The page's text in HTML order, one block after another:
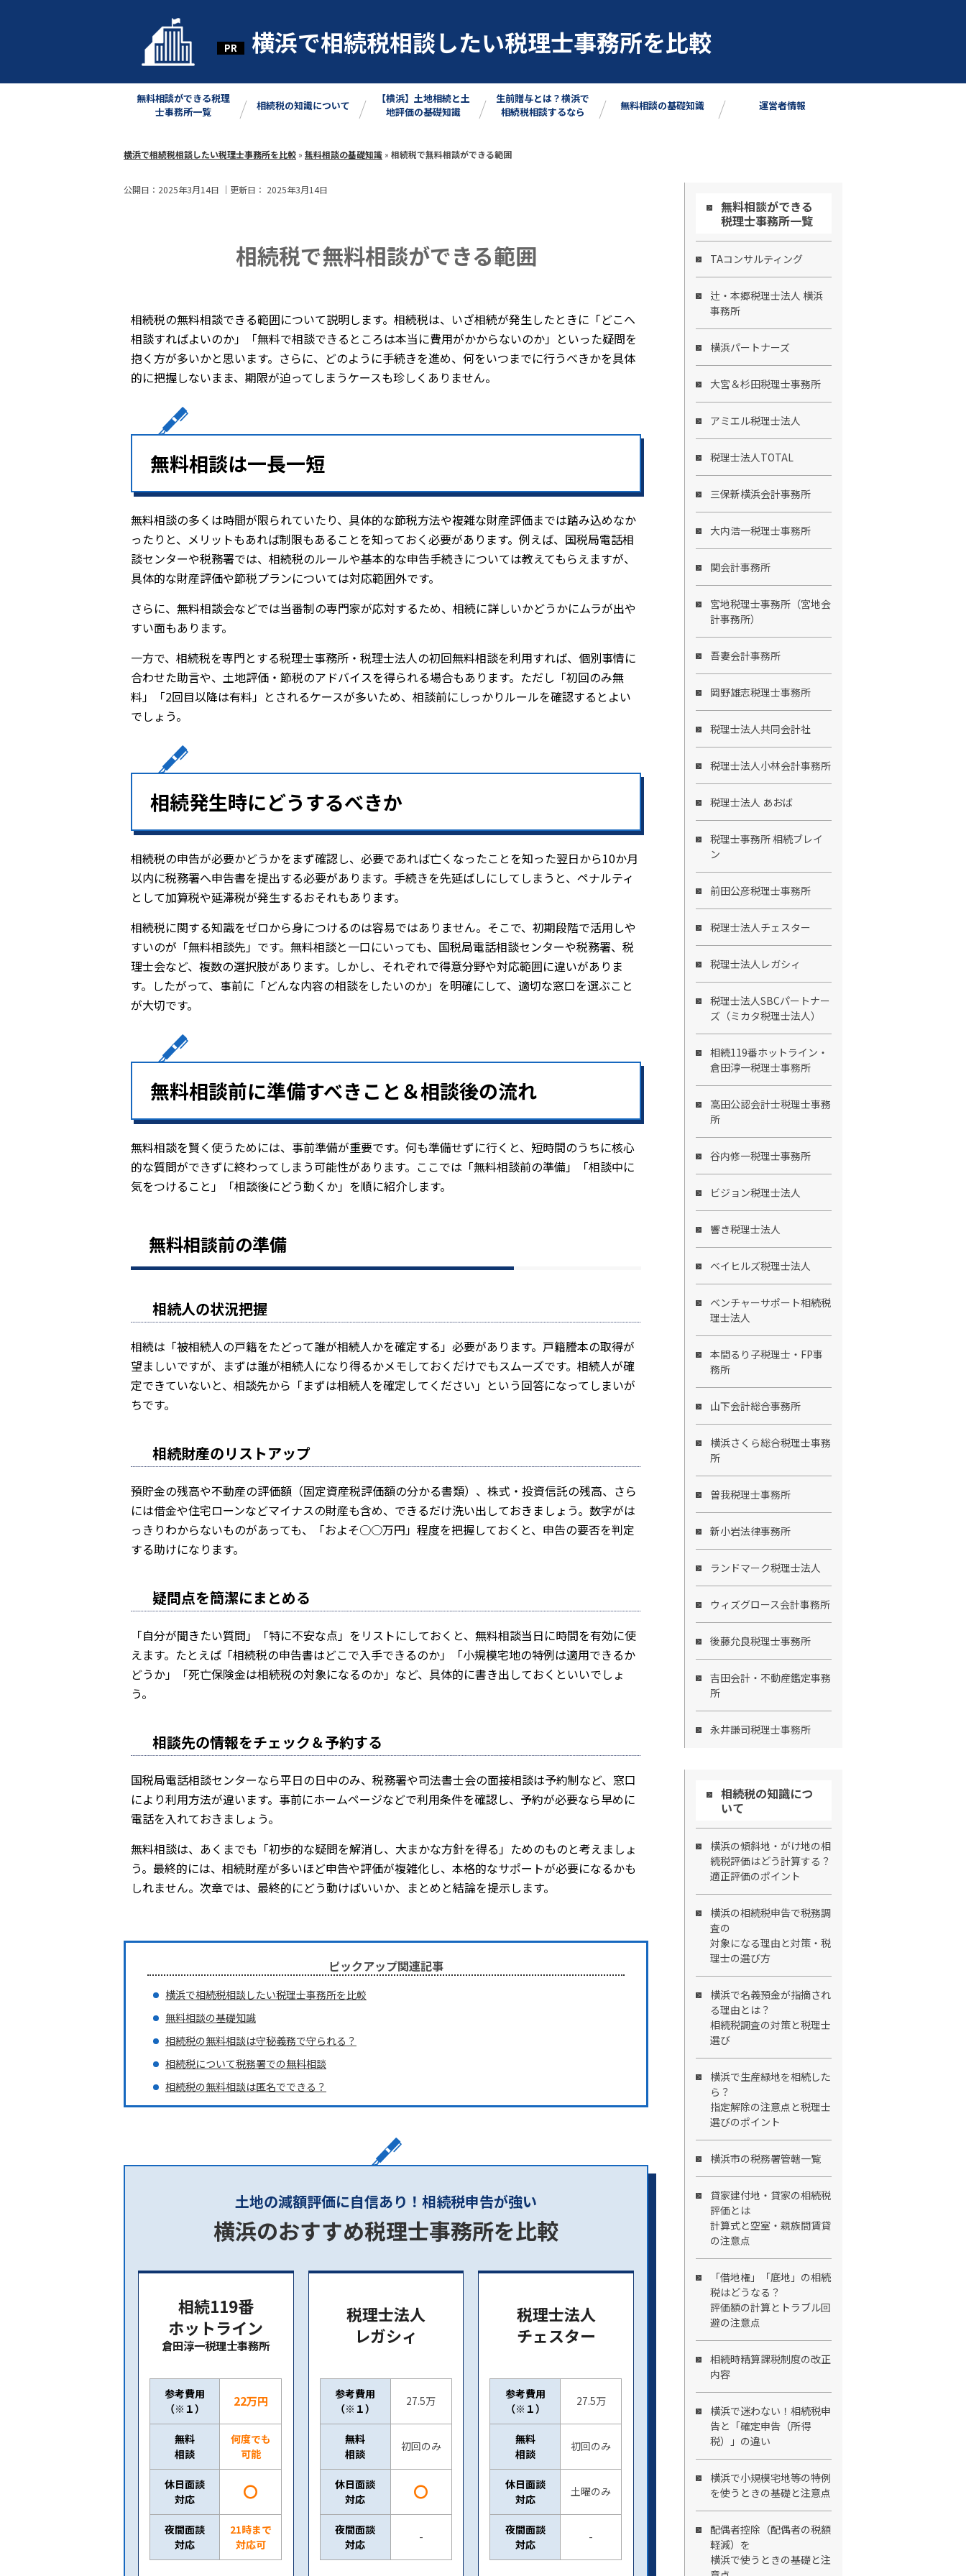
横浜で相続税相談したい税理士事務所を比較
無料相談ができる税理
士事務所一覧
相続税の知識について
【横浜】土地相続と土
地評価の基礎知識
生前贈与とは？横浜で
相続税相談するなら
無料相談の基礎知識 運営者情報
横浜で相続税相談したい税理士事務所を比較 » 無料相談の基礎知識 » 相続税で無料相談ができる範囲
公開日： 2025年3月14日 ｜更新日： 2025年3月14日
相続税で無料相談ができる範囲
相続税の無料相談できる範囲について説明します。相続税は、いざ相続が発生したときに「どこへ
相談すればよいのか」「無料で相談できるところは本当に費用がかからないのか」といった疑問を
抱く方が多いかと思います。さらに、どのように手続きを進め、何をいつまでに行うべきかを具体
的に把握しないまま、期限が迫ってしまうケースも珍しくありません。
無料相談は一長一短
無料相談の多くは時間が限られていたり、具体的な節税方法や複雑な財産評価までは踏み込めなか
ったりと、メリットもあれば制限もあることを知っておく必要があります。例えば、国税局電話相
談センターや税務署では、相続税のルールや基本的な申告手続きについては教えてもらえますが、
具体的な財産評価や節税プランについては対応範囲外です。
さらに、無料相談会などでは当番制の専門家が応対するため、相続に詳しいかどうかにムラが出や
すい面もあります。
一方で、相続税を専門とする税理士事務所・税理士法人の初回無料相談を利用すれば、個別事情に
合わせた助言や、土地評価・節税のアドバイスを得られる場合もあります。ただし「初回のみ無
料」「2回目以降は有料」とされるケースが多いため、相談前にしっかりルールを確認するとよい
でしょう。
相続発生時にどうするべきか
相続税の申告が必要かどうかをまず確認し、必要であれば亡くなったことを知った翌日から10か月
以内に税務署へ申告書を提出する必要があります。手続きを先延ばしにしてしまうと、ペナルティ
として加算税や延滞税が発生するおそれもあります。
相続税に関する知識をゼロから身につけるのは容易ではありません。そこで、初期段階で活用しや
すいのが「無料相談先」です。無料相談と一口にいっても、国税局電話相談センターや税務署、税
理士会など、複数の選択肢があります。しかし、それぞれで得意分野や対応範囲に違いがありま
す。したがって、事前に「どんな内容の相談をしたいのか」を明確にして、適切な窓口を選ぶこと
が大切です。
無料相談前に準備すべきこと＆相談後の流れ
無料相談を賢く使うためには、事前準備が重要です。何も準備せずに行くと、短時間のうちに核心
的な質問ができずに終わってしまう可能性があります。ここでは「無料相談前の準備」「相談中に
気をつけること」「相談後にどう動くか」を順に紹介します。
無料相談前の準備
相続人の状況把握
相続は「被相続人の戸籍をたどって誰が相続人かを確定する」必要があります。戸籍謄本の取得が
望ましいですが、まずは誰が相続人になり得るかメモしておくだけでもスムーズです。相続人が確
定できていないと、相談先から「まずは相続人を確定してください」という回答になってしまいが
ちです。
相続財産のリストアップ
預貯金の残高や不動産の評価額（固定資産税評価額の分かる書類）、株式・投資信託の残高、さら
には借金や住宅ローンなどマイナスの財産も含め、できるだけ洗い出しておきましょう。数字がは
っきりわからないものがあっても、「およそ○○万円」程度を把握しておくと、申告の要否を判定
する助けになります。
疑問点を簡潔にまとめる
「自分が聞きたい質問」「特に不安な点」をリストにしておくと、無料相談当日に時間を有効に使
えます。たとえば「相続税の申告書はどこで入手できるのか」「小規模宅地の特例は適用できるか
どうか」「死亡保険金は相続税の対象になるのか」など、具体的に書き出しておくといいでしょ
う。
相談先の情報をチェック＆予約する
国税局電話相談センターなら平日の日中のみ、税務署や司法書士会の面接相談は予約制など、窓口
により利用方法が違います。事前にホームページなどで利用条件を確認し、予約が必要なら早めに
電話を入れておきましょう。
無料相談は、あくまでも「初歩的な疑問を解消し、大まかな方針を得る」ためのものと考えましょ
う。最終的には、相続財産が多いほど申告や評価が複雑化し、本格的なサポートが必要になるかも
しれません。次章では、最終的にどう動けばいいか、まとめと結論を提示します。
ピックアップ関連記事
横浜で相続税相談したい税理士事務所を比較
無料相談の基礎知識
相続税の無料相談は守秘義務で守られる？
相続税について税務署での無料相談
相続税の無料相談は匿名でできる？
土地の減額評価に自信あり！相続税申告が強い
横浜のおすすめ税理士事務所を比較
相続119番
ホットライン
倉田淳一税理士事務所
参考費用
（※１）
22万円
無料
相談
何度でも
可能
休日面談
対応
〇
夜間面談
対応
21時まで
対応可
税理士法人
レガシィ
参考費用
（※１）
27.5万
無料
相談
初回のみ
休日面談
対応
〇
夜間面談
対応
-
税理士法人
チェスター
参考費用
（※１）
27.5万
無料
相談
初回のみ
休日面談
対応
土曜のみ
夜間面談
対応
-
無料相談ができる
税理士事務所一覧
TAコンサルティング
辻・本郷税理士法人 横浜
事務所
横浜パートナーズ
大宮＆杉田税理士事務所
アミエル税理士法人
税理士法人TOTAL
三保新横浜会計事務所
大内浩一税理士事務所
関会計事務所
宮地税理士事務所（宮地会
計事務所）
吾妻会計事務所
岡野雄志税理士事務所
税理士法人共同会計社
税理士法人小林会計事務所
税理士法人 あおば
税理士事務所 相続ブレイ
ン
前田公彦税理士事務所
税理士法人チェスター
税理士法人レガシィ
税理士法人SBCパートナー
ズ（ミカタ税理士法人）
相続119番ホットライン・
倉田淳一税理士事務所
高田公認会計士税理士事務
所
谷内修一税理士事務所
ビジョン税理士法人
響き税理士法人
ベイヒルズ税理士法人
ベンチャーサポート相続税
理士法人
本間るり子税理士・FP事
務所
山下会計総合事務所
横浜さくら総合税理士事務
所
曽我税理士事務所
新小岩法律事務所
ランドマーク税理士法人
ウィズグロース会計事務所
後藤允良税理士事務所
吉田会計・不動産鑑定事務
所
永井謙司税理士事務所
相続税の知識につ
いて
横浜の傾斜地・がけ地の相
続税評価はどう計算する？
適正評価のポイント
横浜の相続税申告で税務調
査の
対象になる理由と対策・税
理士の選び方
横浜で名義預金が指摘され
る理由とは？
相続税調査の対策と税理士
選び
横浜で生産緑地を相続した
ら？
指定解除の注意点と税理士
選びのポイント
横浜市の税務署管轄一覧
貸家建付地・貸家の相続税
評価とは
計算式と空室・親族間賃貸
の注意点
「借地権」「底地」の相続
税はどうなる？
評価額の計算とトラブル回
避の注意点
相続時精算課税制度の改正
内容
横浜で迷わない！相続税申
告と「確定申告（所得
税）」の違い
横浜で小規模宅地等の特例
を使うときの基礎と注意点
配偶者控除（配偶者の税額
軽減）を
横浜で使うときの基礎と注